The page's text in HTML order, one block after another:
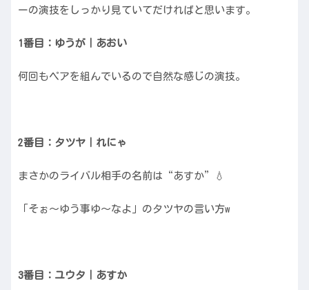
ーの演技をしっかり見ていてだければと思います。
1番目：ゆうが｜あおい
何回もペアを組んでいるので自然な感じの演技。
2番目：タツヤ｜れにゃ
まさかのライバル相手の名前は“あすか”💧
「そぉ〜ゆう事ゆ〜なよ」のタツヤの言い方w
3番目：ユウタ｜あすか